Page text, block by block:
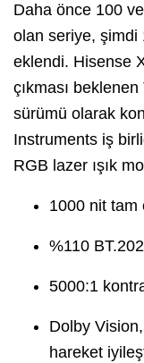
Daha önce 100
olan seriye, şimdi
eklendi. Hisense
çıkması
sürümü olarak
Instruments iş
RGB lazer ışık
1000 nit tam
%110
5000:1
Dolby
hareket